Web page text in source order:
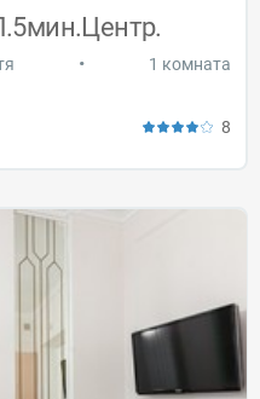
• 1 комната
8